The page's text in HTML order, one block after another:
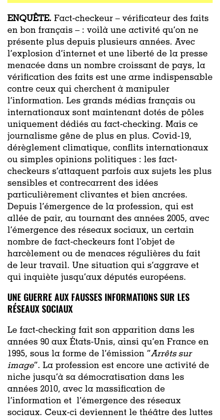
ENQUÊTE. Fact-checkeur – vérificateur des faits
en bon français – : voilà une activité qu’on ne
présente plus depuis plusieurs années. Avec
l’explosion d’internet et une liberté de la presse
menacée dans un nombre croissant de pays, la
vérification des faits est une arme indispensable
contre ceux qui cherchent à manipuler
l’information. Les grands médias français ou
internationaux sont maintenant dotés de pôles
uniquement dédiés au fact-checking. Mais ce
journalisme gêne de plus en plus. Covid-19,
dérèglement climatique, conflits internationaux
ou simples opinions politiques : les fact-
checkeurs s’attaquent parfois aux sujets les plus
sensibles et contrecarrent des idées
particulièrement clivantes et bien ancrées.
Depuis l’émergence de la profession, qui est
allée de pair, au tournant des années 2005, avec
l’émergence des réseaux sociaux, un certain
nombre de fact-checkeurs font l’objet de
harcèlement ou de menaces régulières du fait
de leur travail. Une situation qui s’aggrave et
qui inquiète jusqu’aux députés européens.
UNE GUERRE AUX FAUSSES INFORMATIONS SUR LES
RÉSEAUX SOCIAUX
Le fact-checking fait son apparition dans les
années 90 aux États-Unis, ainsi qu’en France en
1995, sous la forme de l’émission “Arrêts sur
image”. La profession est encore une activité de
niche jusqu’à sa démocratisation dans les
années 2010, avec la massification de
l’information et l’émergence des réseaux
sociaux. Ceux-ci deviennent le théâtre des luttes